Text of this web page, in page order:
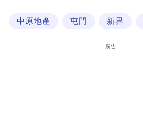
中原地產 屯門 新界
廣告